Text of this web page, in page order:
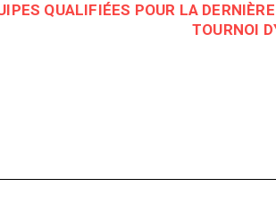
QUALIFIÉES POUR LA
TOURNOI